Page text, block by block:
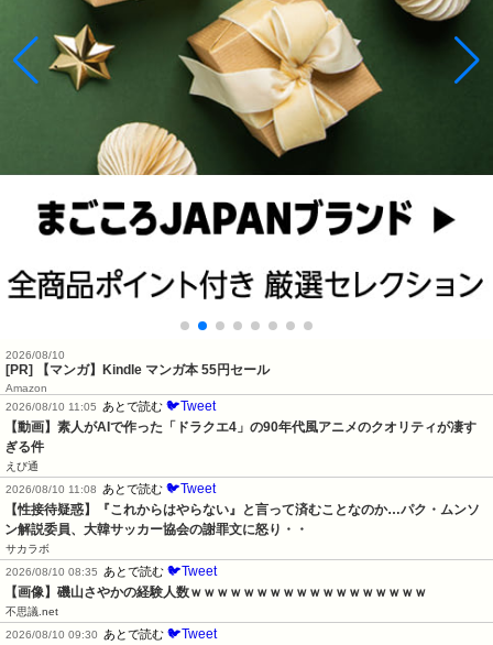
2026/08/10
[PR] 【マンガ】Kindle マンガ本 55円セール
Amazon
2026/08/10 11:05
あとで読む 🐦Tweet
【動画】素人がAIで作った「ドラクエ4」の90年代風アニメのクオリティが凄す
ぎる件
えび通
2026/08/10 11:08
あとで読む 🐦Tweet
【性接待疑惑】『これからはやらない』と言って済むことなのか…パク・ムンソ
ン解説委員、大韓サッカー協会の謝罪文に怒り・・
サカラボ
2026/08/10 08:35
あとで読む 🐦Tweet
【画像】磯山さやかの経験人数ｗｗｗｗｗｗｗｗｗｗｗｗｗｗｗｗｗｗ
不思議.net
2026/08/10 09:30
あとで読む 🐦Tweet